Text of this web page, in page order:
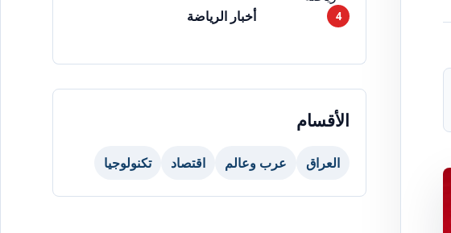
أخبار الرياضة
الأقسام
العراق عرب وعالم اقتصاد تكنولوجيا